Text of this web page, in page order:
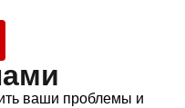
ваши проблемы и